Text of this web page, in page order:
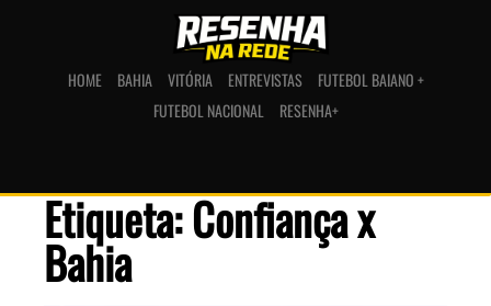
HOME BAHIA VITÓRIA ENTREVISTAS
FUTEBOL BAIANO +
FUTEBOL NACIONAL
RESENHA+
Etiqueta: Confiança x
Bahia